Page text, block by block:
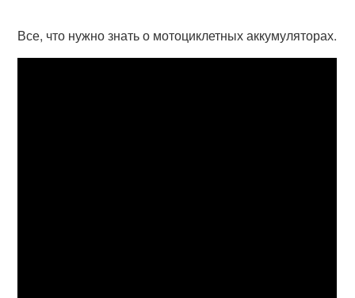
Все, что нужно знать о мотоциклетных аккумуляторах.